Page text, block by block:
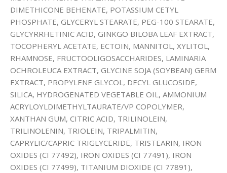
DIMETHICONE BEHENATE, POTASSIUM CETYL
PHOSPHATE, GLYCERYL STEARATE, PEG-100 STEARATE,
GLYCYRRHETINIC ACID, GINKGO BILOBA LEAF EXTRACT,
TOCOPHERYL ACETATE, ECTOIN, MANNITOL, XYLITOL,
RHAMNOSE, FRUCTOOLIGOSACCHARIDES, LAMINARIA
OCHROLEUCA EXTRACT, GLYCINE SOJA (SOYBEAN) GERM
EXTRACT, PROPYLENE GLYCOL, DECYL GLUCOSIDE,
SILICA, HYDROGENATED VEGETABLE OIL, AMMONIUM
ACRYLOYLDIMETHYLTAURATE/VP COPOLYMER,
XANTHAN GUM, CITRIC ACID, TRILINOLEIN,
TRILINOLENIN, TRIOLEIN, TRIPALMITIN,
CAPRYLIC/CAPRIC TRIGLYCERIDE, TRISTEARIN, IRON
OXIDES (CI 77492), IRON OXIDES (CI 77491), IRON
OXIDES (CI 77499), TITANIUM DIOXIDE (CI 77891),